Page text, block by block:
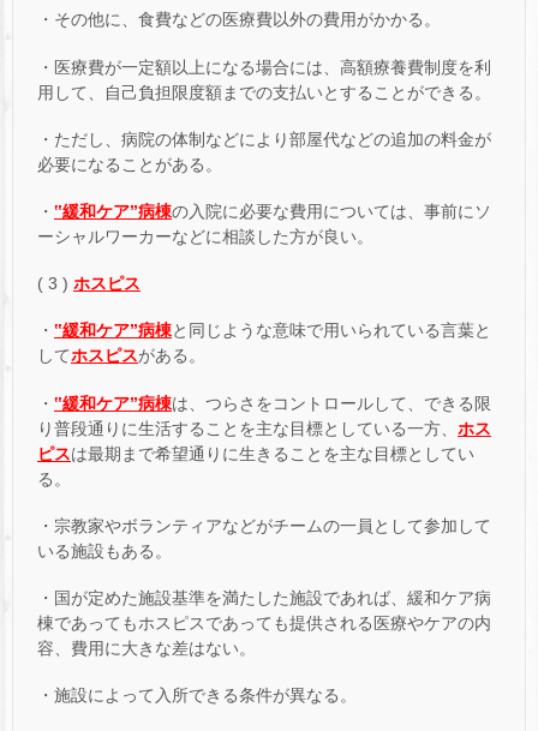
・その他に、食費などの医療費以外の費用がかかる。
・医療費が一定額以上になる場合には、高額療養費制度を利
用して、自己負担限度額までの支払いとすることができる。
・ただし、病院の体制などにより部屋代などの追加の料金が
必要になることがある。
・ ‟緩和ケア”病棟の入院に必要な費用については、事前にソ
ーシャルワーカーなどに相談した方が良い。
( 3 ) ホスピス
・ ‟緩和ケア”病棟と同じような意味で用いられている言葉と
してホスピスがある。
・ ‟緩和ケア”病棟は、つらさをコントロールして、できる限
り普段通りに生活することを主な目標としている一方、 ホス
ピスは最期まで希望通りに生きることを主な目標としてい
る。
・宗教家やボランティアなどがチームの一員として参加して
いる施設もある。
・国が定めた施設基準を満たした施設であれば、緩和ケア病
棟であってもホスピスであっても提供される医療やケアの内
容、費用に大きな差はない。
・施設によって入所できる条件が異なる。